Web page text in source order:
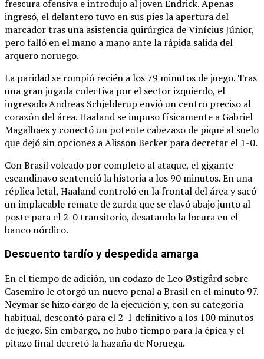
frescura ofensiva e introdujo al joven Endrick.Apenas
ingresó, el delantero tuvo en sus pies la apertura del
marcador tras una asistencia quirúrgica de Vinícius Júnior,
pero falló en el mano a mano ante la rápida salida del
arquero noruego.
La paridad se rompió recién a los 79 minutos de juego. Tras
una gran jugada colectiva por el sector izquierdo, el
ingresado Andreas Schjelderup envió un centro preciso al
corazón del área.Haaland se impuso físicamente a Gabriel
Magalhães y conectó un potente cabezazo de pique al suelo
que dejó sin opciones a Alisson Becker para decretar el 1-0.
Con Brasil volcado por completo al ataque, el gigante
escandinavo sentenció la historia a los 90 minutos.En una
réplica letal, Haaland controló en la frontal del área y sacó
un implacable remate de zurda que se clavó abajo junto al
poste para el 2-0 transitorio, desatando la locura en el
banco nórdico.
Descuento tardío y despedida amarga
En el tiempo de adición, un codazo de Leo Østigård sobre
Casemiro le otorgó un nuevo penal a Brasil en el minuto 97.
Neymar se hizo cargo de la ejecución y, con su categoría
habitual, descontó para el 2-1 definitivo a los 100 minutos
de juego. Sin embargo, no hubo tiempo para la épica y el
pitazo final decretó la hazaña de Noruega.